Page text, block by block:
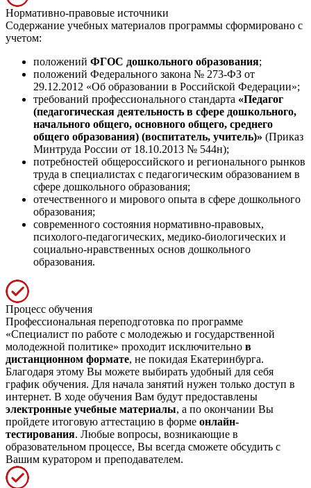
Нормативно-правовые источники
Содержание учебных материалов программы сформировано с
учетом:
положений ФГОС дошкольного образования;
положений Федерального закона № 273-ФЗ от
29.12.2012 «Об образовании в Российской Федерации»;
требований профессионального стандарта «Педагог
(педагогическая деятельность в сфере дошкольного,
начального общего, основного общего, среднего
общего образования) (воспитатель, учитель)» (Приказ
Минтруда России от 18.10.2013 № 544н);
потребностей общероссийского и регионального рынков
труда в специалистах с педагогическим образованием в
сфере дошкольного образования;
отечественного и мирового опыта в сфере дошкольного
образования;
современного состояния нормативно-правовых,
психолого-педагогических, медико-биологических и
социально-нравственных основ дошкольного
образования.
Процесс обучения
Профессиональная переподготовка по программе
«Специалист по работе с молодежью и государственной
молодежной политике» проходит исключительно в
дистанционном формате, не покидая Екатеринбурга.
Благодаря этому Вы можете выбирать удобный для себя
график обучения. Для начала занятий нужен только доступ в
интернет. В ходе обучения Вам будут предоставлены
электронные учебные материалы, а по окончании Вы
пройдете итоговую аттестацию в форме онлайн-
тестирования. Любые вопросы, возникающие в
образовательном процессе, Вы всегда сможете обсудить с
Вашим куратором и преподавателем.